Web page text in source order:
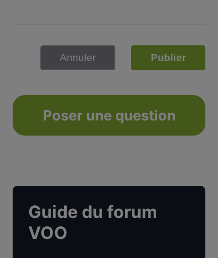
Annuler Publier
Poser une question
Guide du forum
VOO